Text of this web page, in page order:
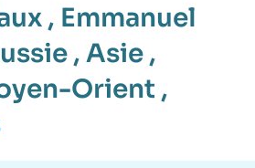
, Emmanuel
, Asie ,
Orient ,